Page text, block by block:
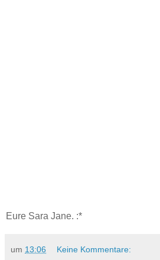
Eure Sara Jane. :*
um 13:06 Keine Kommentare: